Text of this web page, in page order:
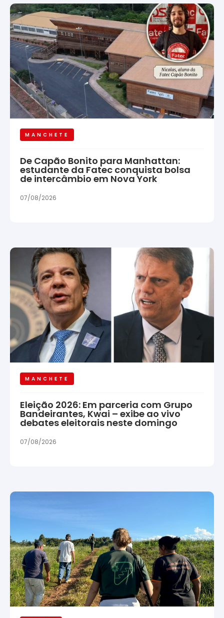
MANCHETE
De Capão Bonito para Manhattan:
estudante da Fatec conquista bolsa
de intercâmbio em Nova York
07/08/2026
MANCHETE
Eleição 2026: Em parceria com Grupo
Bandeirantes, Kwai – exibe ao vivo
debates eleitorais neste domingo
07/08/2026